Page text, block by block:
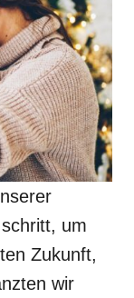
um
Zukunft,
wir